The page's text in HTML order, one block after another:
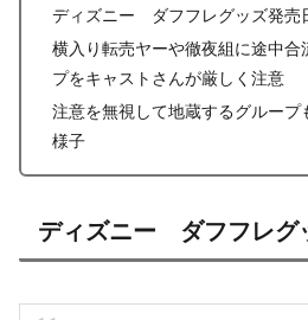
ディズニー ダフフレグッズ発売
横入り転売ヤーや徹夜組に途中
プをキャストさんが厳しく注意
注意を無視して地蔵するグルー
様子
ディズニー ダフフレグ